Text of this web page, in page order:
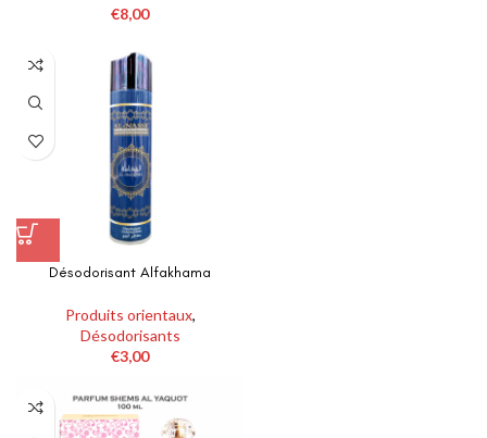
€8,00
Désodorisant Alfakhama
Produits orientaux,
Désodorisants
€3,00